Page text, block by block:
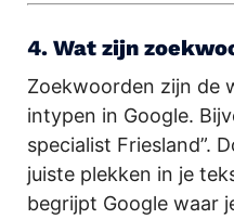
4. Wat zijn
Zoekwoorden zijn de
intypen in Google.
specialist Friesland”.
juiste plekken in je
begrijpt Google waar